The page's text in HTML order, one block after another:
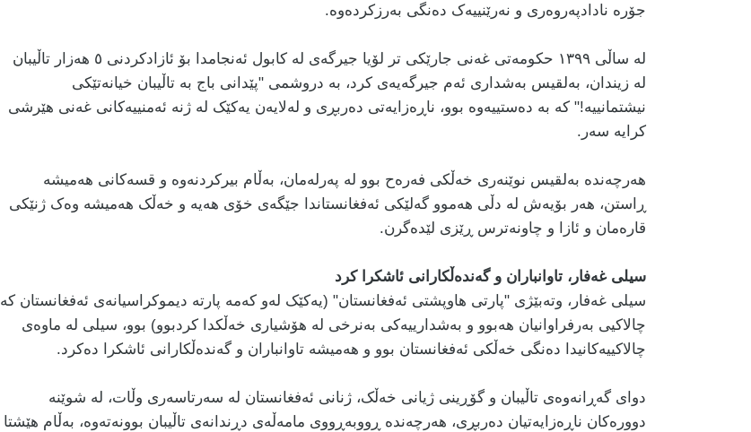
جۆرە نادادپەروەری و نەرێنییەک دەنگی بەرزکردەوە.
لە ساڵی ١٣٩٩ حکومەتی غەنی جارێکی تر لۆیا جیرگەی لە کابول ئەنجامدا بۆ ئازادکردنی ٥ هەزار تاڵیبان
لە زیندان، بەلقیس بەشداری ئەم جیرگەیەی کرد، بە دروشمی "پێدانی باج بە تاڵیبان خیانەتێکی
نیشتمانییە!" کە بە دەستییەوە بوو، ناڕەزایەتی دەربڕی و لەلایەن یەکێک لە ژنە ئەمنییەکانی غەنی هێرشی
کرایە سەر .
هەرچەندە بەلقیس نوێنەری خەڵکی فەرەح بوو لە پەرلەمان، بەڵام بیرکردنەوە و قسەکانی هەمیشە
ڕاستن، هەر بۆیەش لە دڵی هەموو گەلێکی ئەفغانستاندا جێگەی خۆی هەیە و خەڵک هەمیشە وەک ژنێکی
قارەمان و ئازا و چاونەترس ڕێزی لێدەگرن.
سیلی غەفار، تاوانباران و گەندەڵکارانی ئاشکرا کرد
سیلی غەفار، وتەبێژی "پارتی هاوپشتی ئەفغانستان" (یەکێک لەو کەمە پارتە دیموکراسیانەی ئەفغانستان کە
چالاکیی بەرفراوانیان هەبوو و بەشدارییەکی بەنرخی لە هۆشیاری خەڵکدا کردبوو) بوو، سیلی لە ماوەی
چالاکییەکانیدا دەنگی خەڵکی ئەفغانستان بوو و هەمیشە تاوانباران و گەندەڵکارانی ئاشکرا دەکرد.
دوای گەڕانەوەی تاڵیبان و گۆڕینی ژیانی خەڵک، ژنانی ئەفغانستان لە سەرتاسەری وڵات، لە شوێنە
دوورەکان ناڕەزایەتیان دەربڕی، هەرچەندە ڕووبەڕووی مامەڵەی دڕندانەی تاڵیبان بوونەتەوە، بەڵام هێشتا